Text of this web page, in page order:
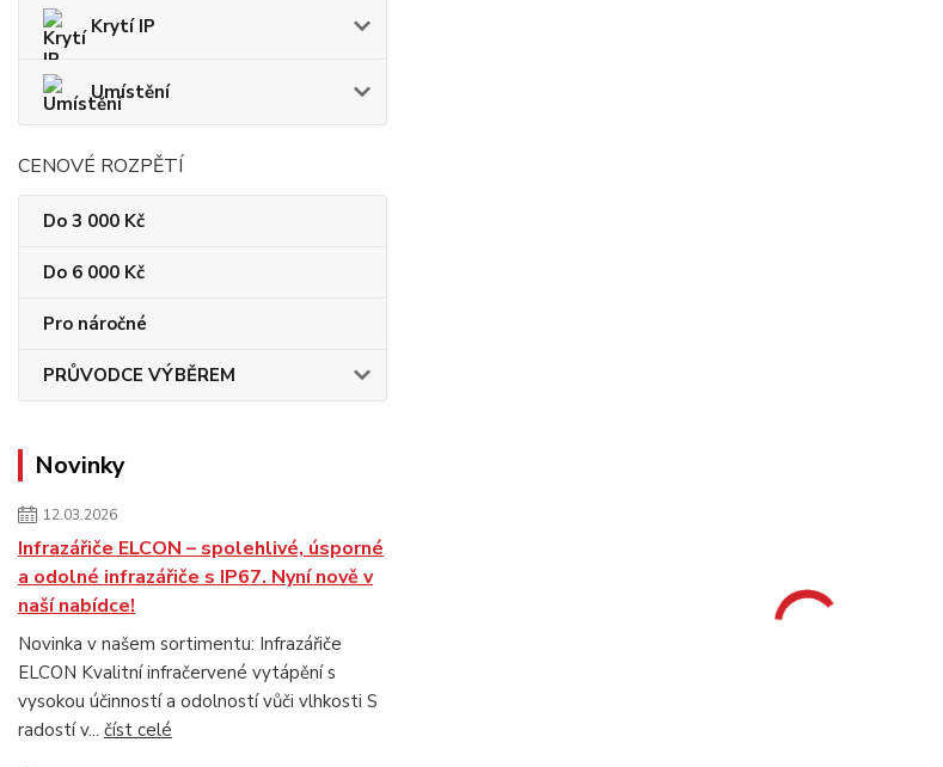
Krytí IP
Umístění
CENOVÉ ROZPĚTÍ
Do 3 000 Kč
Do 6 000 Kč
Pro náročné
PRŮVODCE VÝBĚREM
Novinky
12.03.2026
Infrazářiče ELCON – spolehlivé, úsporné
a odolné infrazářiče s IP67. Nyní nově v
naší nabídce!
Novinka v našem sortimentu: Infrazářiče
ELCON Kvalitní infračervené vytápění s
vysokou účinností a odolností vůči vlhkosti S
radostí v... číst celé